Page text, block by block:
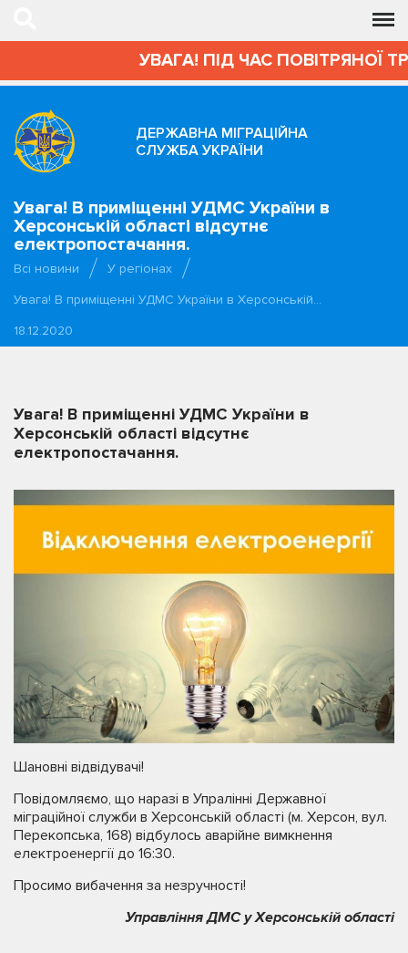
УВАГА! ПІД ЧАС ПОВІТРЯНОЇ
ДЕРЖАВНА МІГРАЦІЙНА
СЛУЖБА УКРАЇНИ
Увага! В приміщенні УДМС України в
Херсонській області відсутнє
електропостачання.
Всі новини
У регіонах
Увага! В приміщенні УДМС України в Херсонській…
18.12.2020
Увага! В приміщенні УДМС України в
Херсонській області відсутнє
електропостачання.
Шановні відвідувачі!
Повідомляємо, що наразі в Упралінні Державної
міграційної служби в Херсонській області (м. Херсон, вул.
Перекопська, 168) відбулось аварійне вимкнення
електроенергії до 16:30.
Просимо вибачення за незручності!
Управління ДМС у Херсонській області